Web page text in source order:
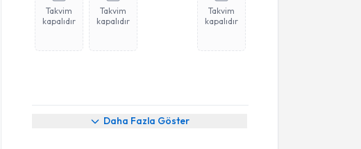
Takvim
kapalıdır
Takvim
kapalıdır
Takvim
kapalıdır
Daha Fazla Göster